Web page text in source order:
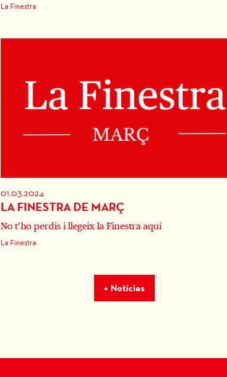
La Finestra
01.03.2024
LA FINESTRA DE MARÇ
No t’ho perdis i llegeix la Finestra aquí
La Finestra
+ Notícies